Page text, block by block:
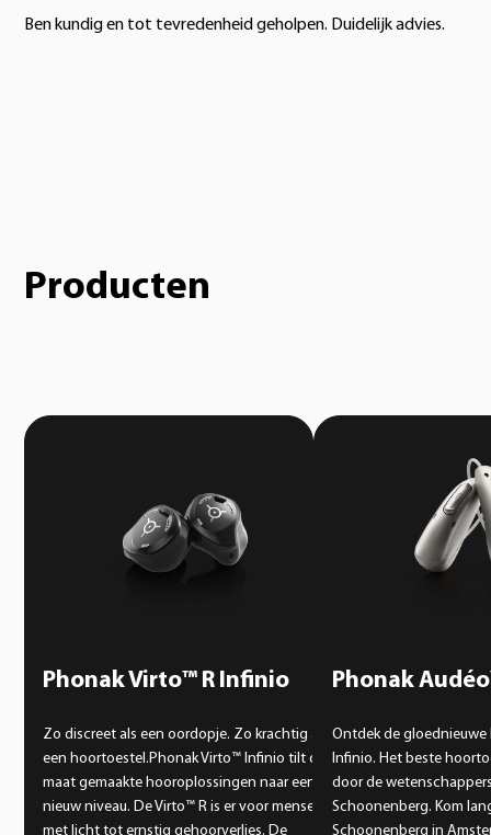
Ben kundig en tot tevredenheid geholpen. Duidelijk advies.
Producten
Phonak Virto™ R Infinio
Zo discreet als een oordopje. Zo krachtig als
een hoortoestel.Phonak Virto™ Infinio tilt op
maat gemaakte hooroplossingen naar een
nieuw niveau. De Virto™ R is er voor mensen
met licht tot ernstig gehoorverlies. De
Phonak
Ontdek de
Infinio. Het beste
door de
Schoonenberg. Kom
Schoonenberg in